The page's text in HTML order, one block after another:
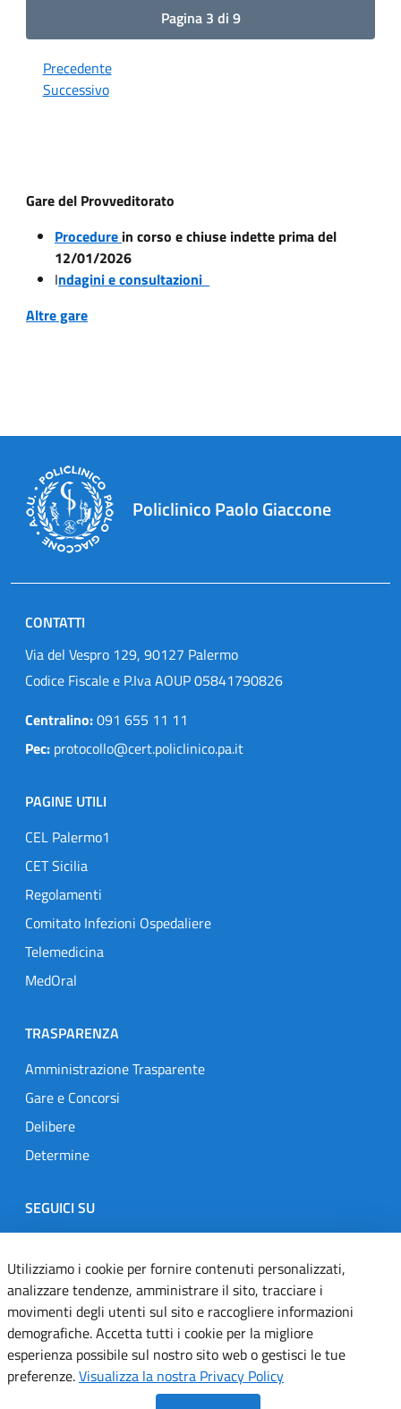
Pagina 3 di 9
Precedente
Successivo
Gare del Provveditorato
Procedure in corso e chiuse indette prima del
12/01/2026
Indagini e consultazioni
Altre gare
Policlinico Paolo Giaccone
CONTATTI
Via del Vespro 129, 90127 Palermo
Codice Fiscale e P.Iva AOUP 05841790826
Centralino:091 655 11 11
Pec: protocollo@cert.policlinico.pa.it
PAGINE UTILI
CEL Palermo1
CET Sicilia
Regolamenti
Comitato Infezioni Ospedaliere
Telemedicina
MedOral
TRASPARENZA
Amministrazione Trasparente
Gare e Concorsi
Delibere
Determine
SEGUICI SU
Designers Italia
TwitterInstagramYoutubeLinkedin
Dichiarazione di accessibilità
Informativa cookie
Utilizziamo i cookie per fornire contenuti personalizzati,
analizzare tendenze, amministrare il sito, tracciare i
movimenti degli utenti sul sito e raccogliere informazioni
demografiche. Accetta tutti i cookie per la migliore
esperienza possibile sul nostro sito web o gestisci le tue
preferenze.Visualizza la nostra Privacy Policy